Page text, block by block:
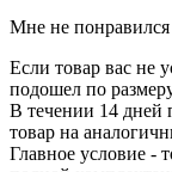
Мне не понравился
Если товар вас не
подошел по
В течении 14 дней
товар на
Главное условие -